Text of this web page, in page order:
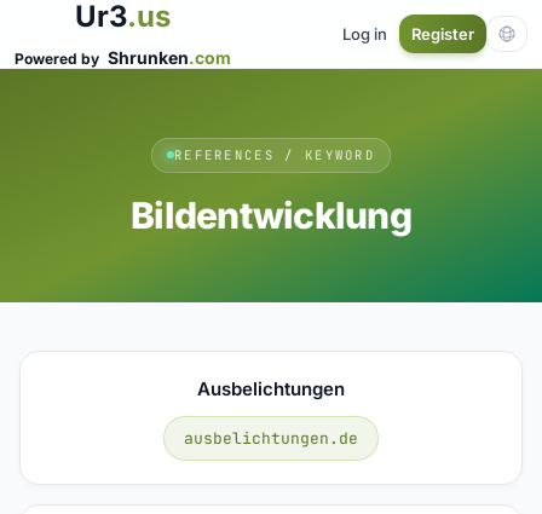
Ur3.us
Powered by Shrunken.com
Log in Register
REFERENCES / KEYWORD
Bildentwicklung
Ausbelichtungen
ausbelichtungen.de